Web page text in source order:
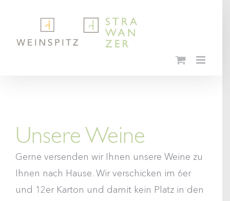
content
Unsere Weine
Gerne versenden wir Ihnen unsere Weine zu
Ihnen nach Hause. Wir verschicken im 6er
und 12er Karton und damit kein Platz in den